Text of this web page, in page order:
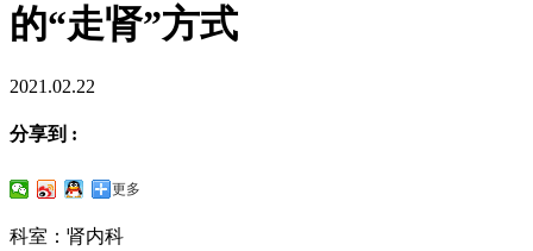
的“走肾”方式
2021.02.22
分享到 :
更多
科室：肾内科